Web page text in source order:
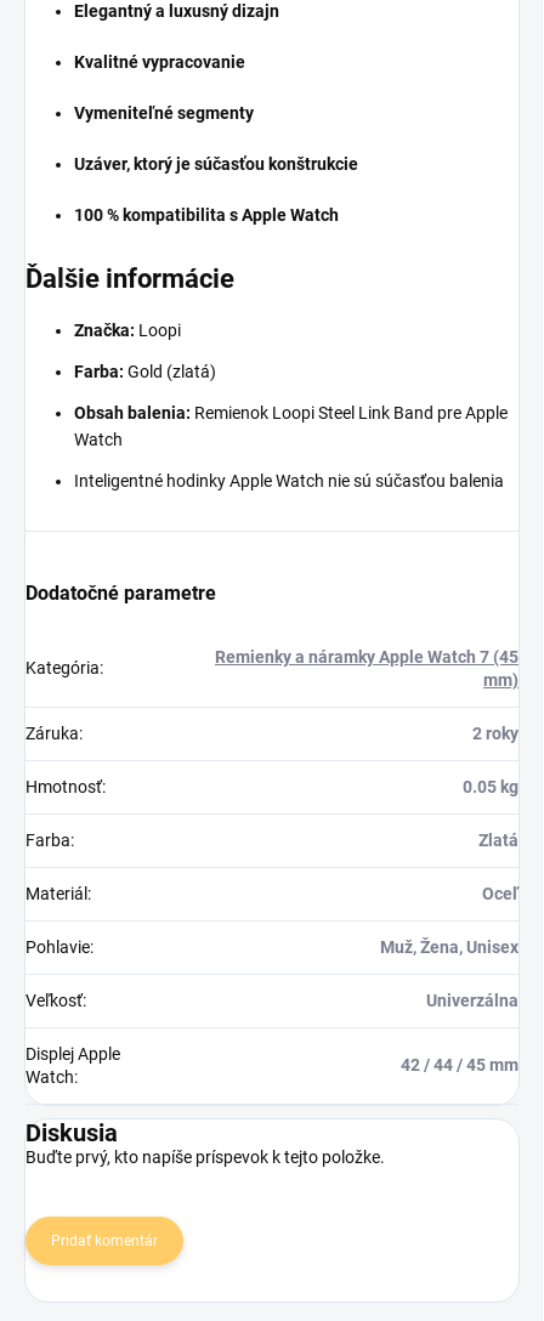
Elegantný a luxusný dizajn
Kvalitné vypracovanie
Vymeniteľné segmenty
Uzáver, ktorý je súčasťou konštrukcie
100 % kompatibilita s Apple Watch
Ďalšie informácie
Značka: Loopi
Farba: Gold (zlatá)
Obsah balenia: Remienok Loopi Steel Link Band pre Apple
Watch
Inteligentné hodinky Apple Watch nie sú súčasťou balenia
Dodatočné parametre
Kategória:
Remienky a náramky Apple Watch 7 (45
mm)
Záruka: 2 roky
Hmotnosť: 0.05 kg
Farba: Zlatá
Materiál: Oceľ
Pohlavie: Muž, Žena, Unisex
Veľkosť: Univerzálna
Displej Apple
Watch:
42 / 44 / 45 mm
Diskusia
Buďte prvý, kto napíše príspevok k tejto položke.
Pridať komentár